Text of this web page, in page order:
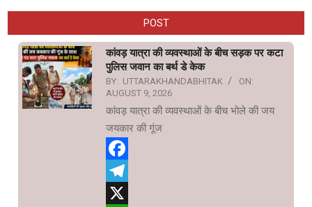
POST
कांवड़ यात्रा की व्यवस्थाओं के बीच सड़क पर कटा
पुलिस जवान का बर्थ डे केक
BY: UTTARAKHANDABHITAK
ON:
AUGUST 9, 2026
कांवड़ यात्रा की व्यवस्थाओं के बीच भोले की जय
जयकार की गूंज
Facebook
Telegram